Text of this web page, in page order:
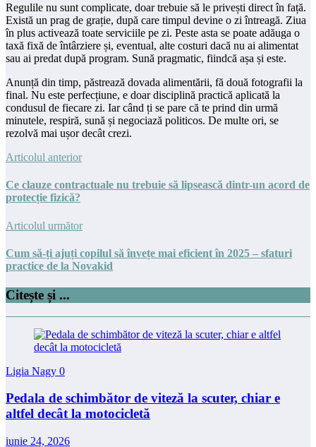
Regulile nu sunt complicate, doar trebuie să le privești direct în față.
Există un prag de grație, după care timpul devine o zi întreagă. Ziua
în plus activează toate serviciile pe zi. Peste asta se poate adăuga o
taxă fixă de întârziere și, eventual, alte costuri dacă nu ai alimentat
sau ai predat după program. Sună pragmatic, fiindcă așa și este.
Anunță din timp, păstrează dovada alimentării, fă două fotografii la
final. Nu este perfecțiune, e doar disciplină practică aplicată la
condusul de fiecare zi. Iar când ți se pare că te prind din urmă
minutele, respiră, sună și negociază politicos. De multe ori, se
rezolvă mai ușor decât crezi.
Articolul anterior
Ce clauze contractuale nu trebuie să lipsească dintr-un acord de
protecție fizică?
Articolul următor
Cum să-ți ajuți copilul să învețe mai eficient în 2025 – sfaturi
practice de la Novakid
Citește și ...
Ligia Nagy 0
Pedala de schimbător de viteză la scuter, chiar e
altfel decât la motocicletă
iunie 24, 2026